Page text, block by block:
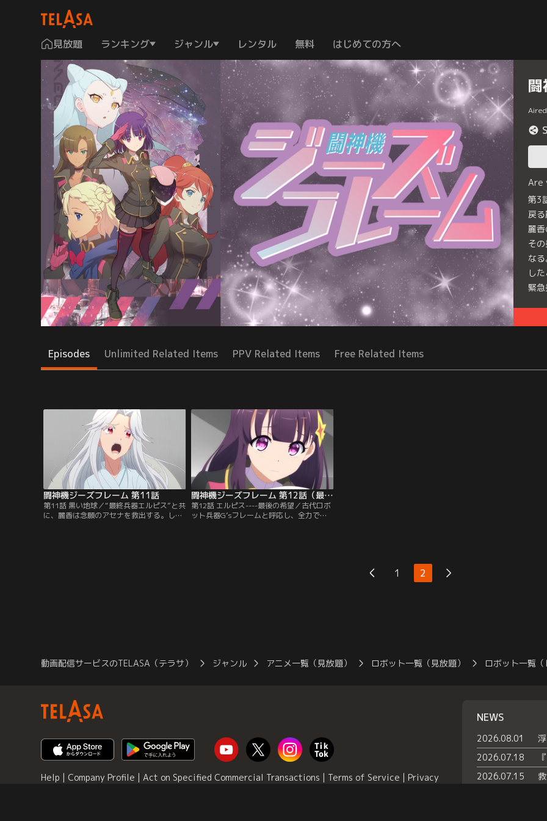
見放題 ランキング ジャンル レンタル 無料 はじめての方へ
Are
第3
戻
麗
そ
な
し
緊
Episodes Unlimited Related Items PPV Related Items Free Related Items
闘神機ジーズフレーム 第11話
第11話 黒い地球／“最終兵器エルピス”と共
に、麗香は念願のアセナを救出する。しか
闘神機ジーズフレーム 第12話（最終話）
第12話 エルピス----最後の希望／古代ロボ
ット兵器G’sフレームと呼応し、全力でネ
1 2
動画配信サービスのTELASA（テラサ） ジャンル アニメ一覧（見放題） ロボット一覧（見放題） ロボット一覧
NEWS
2026.08.01
2026.07.18
2026.07.15
Help | Company Profile | Act on Specified Commercial Transactions | Terms of Service | Privacy